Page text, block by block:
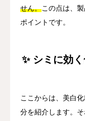
せん。この点は、
ポイントです。
✨ シミに効
ここからは、美白
分を紹介します。